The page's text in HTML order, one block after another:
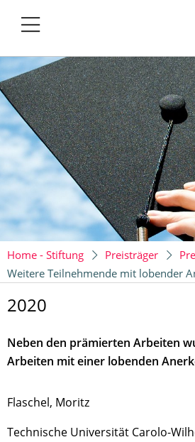
Home - Stiftung Preisträger
Weitere Teilnehmende mit lobender
2020
Neben den prämierten Arbeiten
Arbeiten mit einer lobenden
Flaschel, Moritz
Technische Universität Carolo-